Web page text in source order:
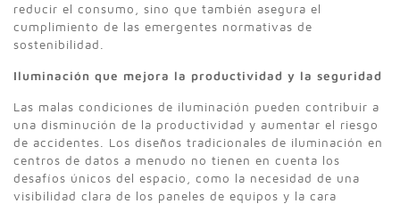
reducir el consumo, sino que también asegura el
cumplimiento de las emergentes normativas de
sostenibilidad.
Iluminación que mejora la productividad y la seguridad
Las malas condiciones de iluminación pueden contribuir a
una disminución de la productividad y aumentar el riesgo
de accidentes. Los diseños tradicionales de iluminación en
centros de datos a menudo no tienen en cuenta los
desafíos únicos del espacio, como la necesidad de una
visibilidad clara de los paneles de equipos y la cara